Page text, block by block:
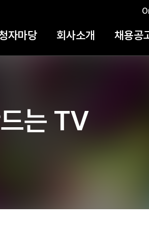
자마당 회사소개 채용공
는 TV